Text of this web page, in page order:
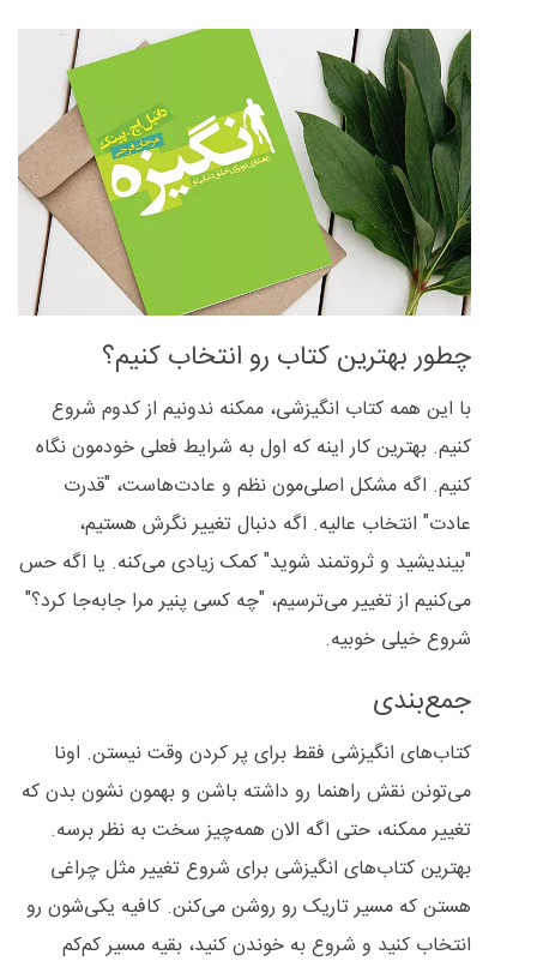
چطور بهترین کتاب رو انتخاب کنیم؟
با این همه کتاب انگیزشی، ممکنه ندونیم از کدوم شروع
کنیم. بهترین کار اینه که اول به شرایط فعلی خودمون نگاه
کنیم. اگه مشکل اصلی‌مون نظم و عادت‌هاست، "قدرت
عادت" انتخاب عالیه. اگه دنبال تغییر نگرش هستیم،
"بیندیشید و ثروتمند شوید" کمک زیادی می‌کنه. یا اگه حس
می‌کنیم از تغییر می‌ترسیم، "چه کسی پنیر مرا جابه‌جا کرد؟"
شروع خیلی خوبیه.
جمع‌بندی
کتاب‌های انگیزشی فقط برای پر کردن وقت نیستن. اونا
می‌تونن نقش راهنما رو داشته باشن و بهمون نشون بدن که
تغییر ممکنه، حتی اگه الان همه‌چیز سخت به نظر برسه.
بهترین کتاب‌های انگیزشی برای شروع تغییر مثل چراغی
هستن که مسیر تاریک رو روشن می‌کنن. کافیه یکی‌شون رو
انتخاب کنید و شروع به خوندن کنید، بقیه مسیر کم‌کم